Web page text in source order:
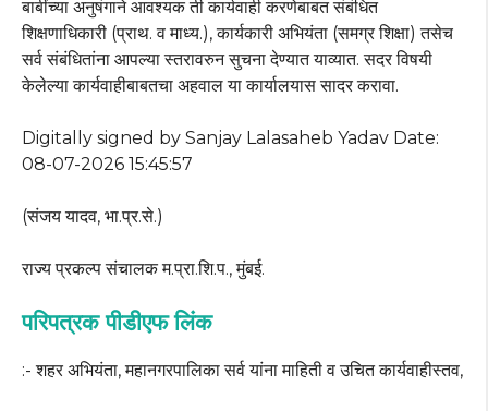
बाबींच्या अनुषंगाने आवश्यक ती कार्यवाही करणेबाबत संबंधित
शिक्षणाधिकारी (प्राथ. व माध्य.), कार्यकारी अभियंता (समग्र शिक्षा) तसेच
सर्व संबंधितांना आपल्या स्तरावरुन सुचना देण्यात याव्यात. सदर विषयी
केलेल्या कार्यवाहीबाबतचा अहवाल या कार्यालयास सादर करावा.
Digitally signed by Sanjay Lalasaheb Yadav Date:
08-07-2026 15:45:57
(संजय यादव, भा.प्र.से.)
राज्य प्रकल्प संचालक म.प्रा.शि.प., मुंबई.
परिपत्रक पीडीएफ लिंक
:- शहर अभियंता, महानगरपालिका सर्व यांना माहिती व उचित कार्यवाहीस्तव,